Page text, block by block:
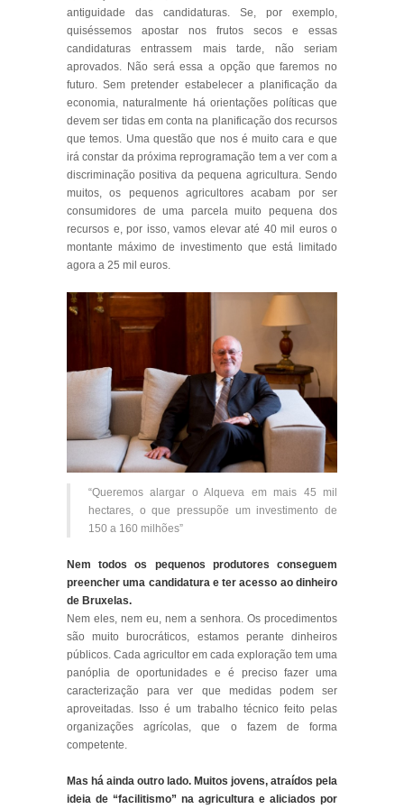
antiguidade das candidaturas. Se, por exemplo,
quiséssemos apostar nos frutos secos e essas
candidaturas entrassem mais tarde, não seriam
aprovados. Não será essa a opção que faremos no
futuro. Sem pretender estabelecer a planificação da
economia, naturalmente há orientações políticas que
devem ser tidas em conta na planificação dos recursos
que temos. Uma questão que nos é muito cara e que
irá constar da próxima reprogramação tem a ver com a
discriminação positiva da pequena agricultura. Sendo
muitos, os pequenos agricultores acabam por ser
consumidores de uma parcela muito pequena dos
recursos e, por isso, vamos elevar até 40 mil euros o
montante máximo de investimento que está limitado
agora a 25 mil euros.
“Queremos alargar o Alqueva em mais 45 mil
hectares, o que pressupõe um investimento de
150 a 160 milhões”
Nem todos os pequenos produtores conseguem
preencher uma candidatura e ter acesso ao dinheiro
de Bruxelas.
Nem eles, nem eu, nem a senhora. Os procedimentos
são muito burocráticos, estamos perante dinheiros
públicos. Cada agricultor em cada exploração tem uma
panóplia de oportunidades e é preciso fazer uma
caracterização para ver que medidas podem ser
aproveitadas. Isso é um trabalho técnico feito pelas
organizações agrícolas, que o fazem de forma
competente.
Mas há ainda outro lado. Muitos jovens, atraídos pela
ideia de “facilitismo” na agricultura e aliciados por